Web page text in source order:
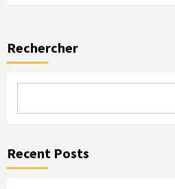
Rechercher
Recent Posts